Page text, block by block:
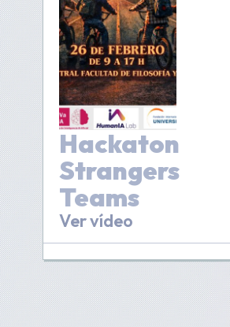
Hackaton
Strangers
Teams
Ver vídeo